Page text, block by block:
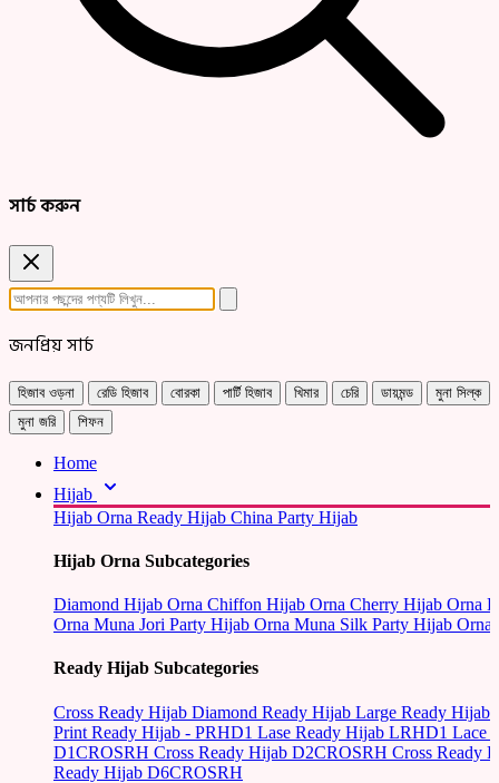
সার্চ করুন
জনপ্রিয় সার্চ
হিজাব ওড়না রেডি হিজাব বোরকা পার্টি হিজাব খিমার চেরি ডায়মন্ড
মুনা সিল্ক
মুনা জরি
শিফন
Home
Hijab
Hijab Orna Ready Hijab China Party Hijab
Hijab Orna Subcategories
Diamond Hijab Orna Chiffon Hijab Orna Cherry Hijab Orna
Orna Muna Jori Party Hijab Orna Muna Silk Party Hijab Orna
Ready Hijab Subcategories
Cross Ready Hijab Diamond Ready Hijab Large Ready Hijab
Print Ready Hijab - PRHD1 Lase Ready Hijab LRHD1 Lace
D1CROSRH Cross Ready Hijab D2CROSRH Cross Ready
Ready Hijab D6CROSRH